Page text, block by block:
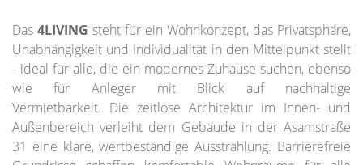
Das 4LIVING steht für ein Wohnkonzept, das Privatsphäre,
Unabhängigkeit und Individualität in den Mittelpunkt stellt
- ideal für alle, die ein modernes Zuhause suchen, ebenso
wie für Anleger mit Blick auf nachhaltige
Vermietbarkeit. Die zeitlose Architektur im Innen- und
Außenbereich verleiht dem Gebäude in der Asamstraße
31 eine klare, wertbeständige Ausstrahlung. Barrierefreie